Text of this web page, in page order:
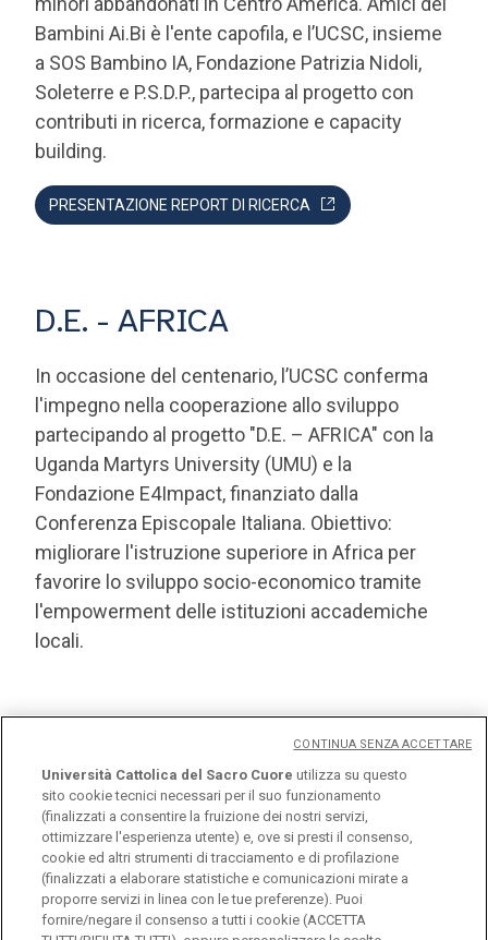
a SOS Bambino IA, Fondazione Patrizia Nidoli,
Soleterre e P.S.D.P., partecipa al progetto con
contributi in ricerca, formazione e capacity
building.
PRESENTAZIONE REPORT DI RICERCA
In occasione del centenario, l’UCSC conferma
partecipando al progetto "D.E. – AFRICA" con la
Uganda Martyrs University (UMU) e la
Fondazione E4Impact, finanziato dalla
Conferenza Episcopale Italiana. Obiettivo:
migliorare l'istruzione superiore in Africa per
favorire lo sviluppo socio-economico tramite
l'empowerment delle istituzioni accademiche
locali.
Eventi
Università Cattolica del Sacro Cuore
Università Cattolica del Sacro Cuore utilizza su questo
sito cookie tecnici necessari per il suo funzionamento
(finalizzati a consentire la fruizione dei nostri servizi,
ottimizzare l'esperienza utente) e, ove si presti il consenso,
cookie ed altri strumenti di tracciamento e di profilazione
(finalizzati a elaborare statistiche e comunicazioni mirate a
proporre servizi in linea con le tue preferenze). Puoi
fornire/negare il consenso a tutti i cookie (ACCETTA
CONTINUA SENZA ACCETTARE